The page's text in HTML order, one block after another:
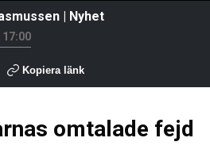
| Nyhet
17:00
Kopiera länk
omtalade fejd